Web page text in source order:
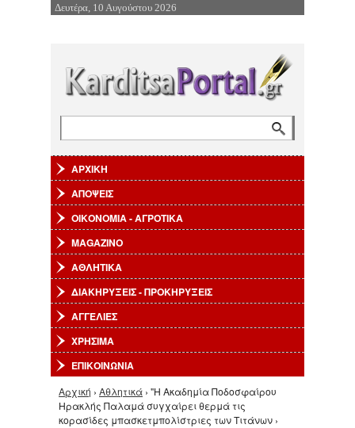
Επιστροφή στην Πλοήγηση
Δευτέρα, 10 Αυγούστου 2026
ΑΡΧΙΚΗ
ΑΠΟΨΕΙΣ
ΟΙΚΟΝΟΜΙΑ - ΑΓΡΟΤΙΚΑ
MAGAZINO
ΑΘΛΗΤΙΚΑ
ΔΙΑΚΗΡΥΞΕΙΣ - ΠΡΟΚΗΡΥΞΕΙΣ
ΑΓΓΕΛΙΕΣ
ΧΡΗΣΙΜΑ
ΕΠΙΚΟΙΝΩΝΙΑ
Είστε εδώ
Αρχική › Αθλητικά › "Η Ακαδημία Ποδοσφαίρου
Ηρακλής Παλαμά συγχαίρει θερμά τις
κορασίδες μπασκετμπολίστριες των Τιτάνων ›